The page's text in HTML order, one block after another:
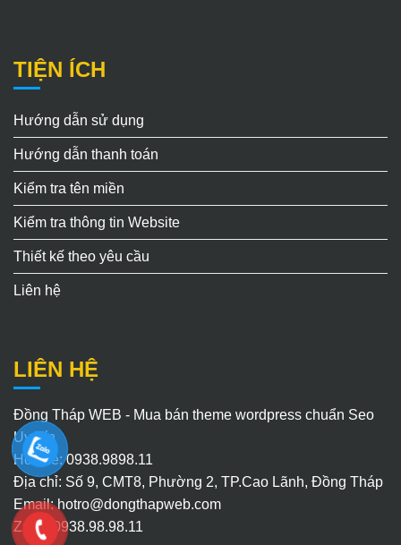
TIỆN ÍCH
Hướng dẫn sử dụng
Hướng dẫn thanh toán
Kiểm tra tên miền
Kiểm tra thông tin Website
Thiết kế theo yêu cầu
Liên hệ
LIÊN HỆ
Đồng Tháp WEB - Mua bán theme wordpress chuẩn Seo
Uy Tín
Hotline: 0938.9898.11
Địa chỉ: Số 9, CMT8, Phường 2, TP.Cao Lãnh, Đồng Tháp
Email:hotro@dongthapweb.com
Zalo : 0938.98.98.11